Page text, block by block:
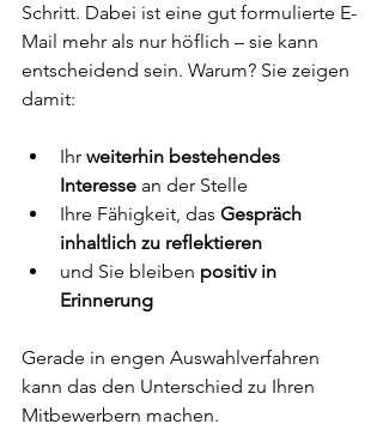
Schritt. Dabei ist eine gut formulierte E-
Mail mehr als nur höflich – sie kann
entscheidend sein. Warum? Sie zeigen
damit:
Ihr weiterhin bestehendes
Interesse an der Stelle
Ihre Fähigkeit, das Gespräch
inhaltlich zu reflektieren
und Sie bleiben positiv in
Erinnerung
Gerade in engen Auswahlverfahren
kann das den Unterschied zu Ihren
Mitbewerbern machen.